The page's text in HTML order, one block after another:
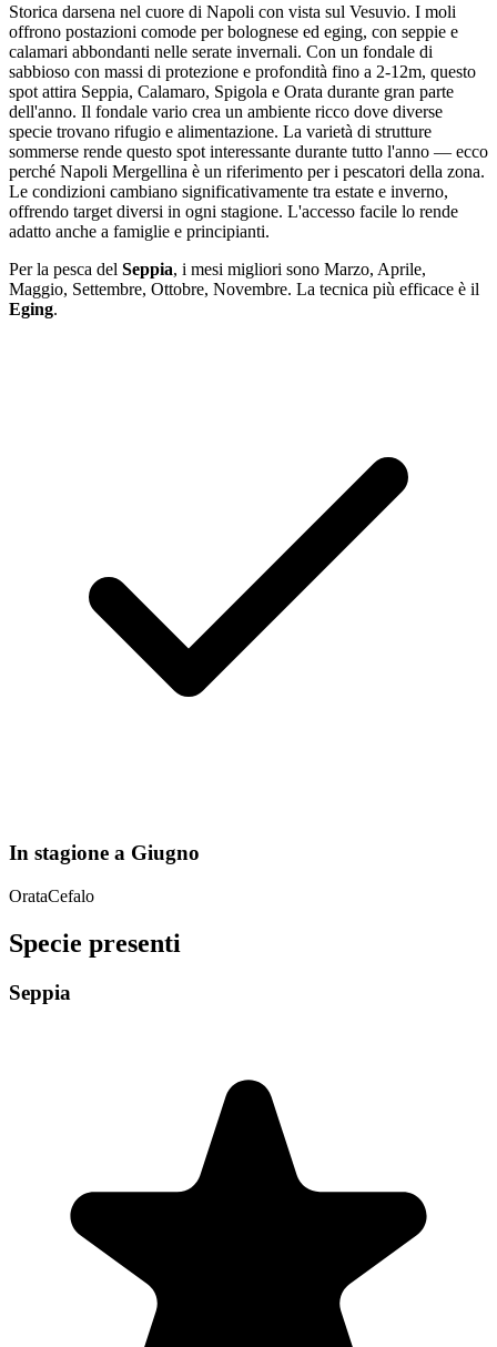
Storica darsena nel cuore di Napoli con vista sul Vesuvio. I moli
offrono postazioni comode per bolognese ed eging, con seppie e
calamari abbondanti nelle serate invernali. Con un fondale di
sabbioso con massi di protezione e profondità fino a 2-12m, questo
spot attira Seppia, Calamaro, Spigola e Orata durante gran parte
dell'anno. Il fondale vario crea un ambiente ricco dove diverse
specie trovano rifugio e alimentazione. La varietà di strutture
sommerse rende questo spot interessante durante tutto l'anno — ecco
perché Napoli Mergellina è un riferimento per i pescatori della zona.
Le condizioni cambiano significativamente tra estate e inverno,
offrendo target diversi in ogni stagione. L'accesso facile lo rende
adatto anche a famiglie e principianti.
Per la pesca del Seppia, i mesi migliori sono Marzo, Aprile,
Maggio, Settembre, Ottobre, Novembre. La tecnica più efficace è il
Eging.
In stagione a Giugno
OrataCefalo
Specie presenti
Seppia